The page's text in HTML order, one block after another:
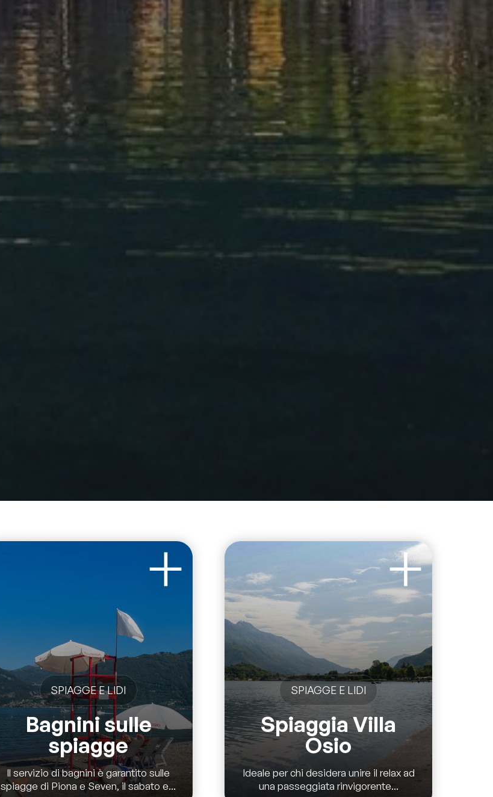
SPIAGGE E LIDI
Bagnini sulle
spiagge
Il servizio di bagnini è garantito sulle
spiagge di Piona e Seven, il sabato e...
SPIAGGE E LIDI
Spiaggia Villa
Osio
Ideale per chi desidera unire il relax ad
una passeggiata rinvigorente...